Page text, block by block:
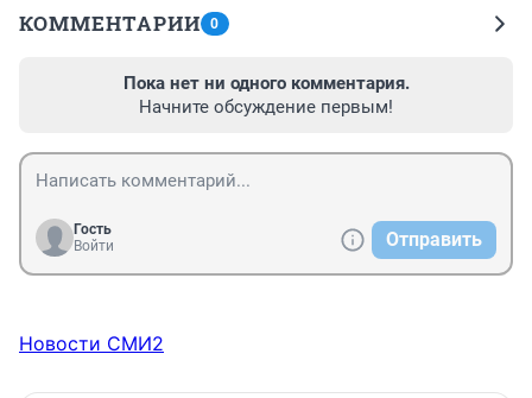
КОММЕНТАРИИ 0
Пока нет ни одного комментария.
Начните обсуждение первым!
Гость
Войти
Отправить
Новости СМИ2